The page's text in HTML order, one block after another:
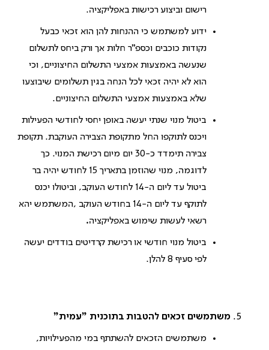
רישום וביצוע רכישות באפליקציה.
ידוע למשתמש כי ההנחות להן הוא זכאי כבעל
נקודות כוכבים וכספ"ר חלות אך ורק ביחס לתשלום
שנעשה באמצעות אמצעי התשלום החיצוניים, וכי
הוא לא יהיה זכאי לכל הנחה בגין תשלומים שיבוצעו
שלא באמצעות אמצעי התשלום החיצוניים.
ביטול מנוי שנתי יעשה באופן יחסי לחודשי הפעילות
ויכנס לתוקפו החל מתקופת הצבירה העוקבת. תקופת
צבירה תימדד כ-30 יום מיום רכישת המנוי. כך
לדוגמה, מנוי שהוזמן בתאריך 15 לחודש יהיה בר
ביטול עד ליום ה-14 לחודש העוקב, וביטולו יכנס
לתוקף עד ליום ה-14 בחודש העוקב ,המשתמש יהא
רשאי לעשות שימוש באפליקציה.
ביטול מנוי חודשי או רכישת קרדיטים בודדים יעשה
לפי סעיף 8 להלן.
משתמשים זכאים להטבות בתוכנית "עמית"
משתמשים הזכאים להשתתף במי מהפעילויות,